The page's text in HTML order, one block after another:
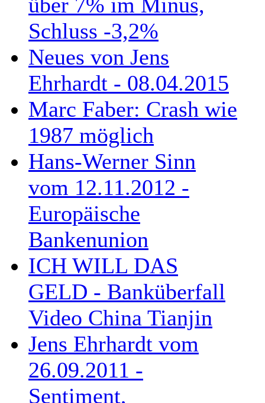
Schluss -3,2%
Neues von Jens
Ehrhardt - 08.04.2015
Marc Faber: Crash wie
1987 möglich
Hans-Werner Sinn
vom 12.11.2012 -
Europäische
Bankenunion
ICH WILL DAS
GELD - Banküberfall
Video China Tianjin
Jens Ehrhardt vom
26.09.2011 -
Sentiment,